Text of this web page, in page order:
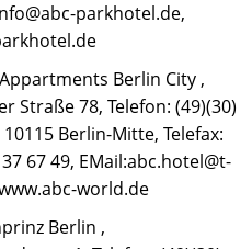
parkhotel.de,
Berlin City ,
Straße 78, Telefon: (49)(30)
10115 Berlin-Mitte, Telefax:
67 49, EMail:abc.hotel@t-
world.de
Berlin ,